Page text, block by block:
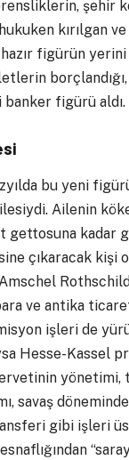
şehir
kırılgan
figürün yerini
banker figürü aldı.
bu yeni
Ailenin
gettosuna kadar
çıkaracak kişi
ve antika
işleri de
Hesse-Kassel
yönetimi,
savaş
gibi işleri